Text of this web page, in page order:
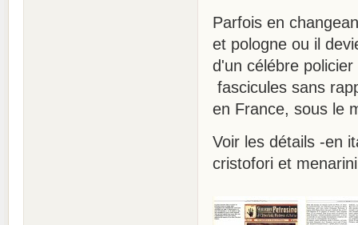
Parfois en
et pologne ou il
d'un célébre
fascicules sans
en France, sous le
Voir les détails -en
cristofori et